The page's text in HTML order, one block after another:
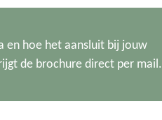
en hoe het aansluit bij jouw
de brochure direct per mail.